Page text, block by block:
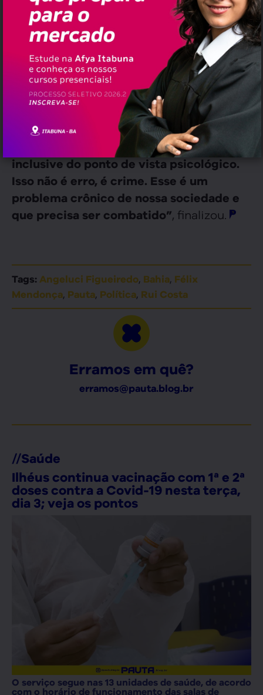
imperdoável por parte de uma
autoridade do governo do estado que
deveria dar o exemplo de respeito à vida.
Isso não pode ficar impune. O governador
precisa se manifestar”, escreveu Félix,
sem citar o nome do secretário.
“Não podemos aceitar calados nenhum
tipo de violência contra as mulheres,
inclusive do ponto de vista psicológico.
Isso não é erro, é crime. Esse é um
problema crônico de nossa sociedade e
que precisa ser combatido”, finalizou.
Tags: Angeluci Figueiredo, Bahia, Félix
Mendonça, Pauta, Política, Rui Costa
Erramos em quê?
erramos@pauta.blog.br
//Saúde
Ilhéus continua vacinação com 1ª e 2ª
doses contra a Covid-19 nesta terça,
dia 3; veja os pontos
O serviço segue nas 13 unidades de saúde, de acordo
com o horário de funcionamento das salas de